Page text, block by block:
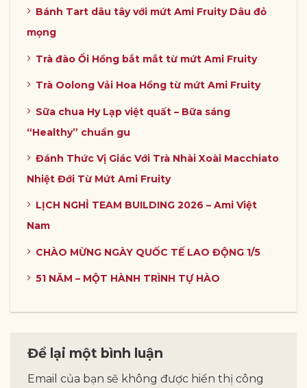
Bánh Tart dâu tây với mứt Ami Fruity Dâu đỏ
mọng
Trà đào Ổi Hồng bắt mắt từ mứt Ami Fruity
Trà Oolong Vải Hoa Hồng từ mứt Ami Fruity
Sữa chua Hy Lạp việt quất – Bữa sáng
“Healthy” chuẩn gu
Đánh Thức Vị Giác Với Trà Nhài Xoài Macchiato
Nhiệt Đới Từ Mứt Ami Fruity
LỊCH NGHỈ TEAM BUILDING 2026 – Ami Việt
Nam
CHÀO MỪNG NGÀY QUỐC TẾ LAO ĐỘNG 1/5
51 NĂM – MỘT HÀNH TRÌNH TỰ HÀO
Để lại một bình luận
Email của bạn sẽ không được hiển thị công